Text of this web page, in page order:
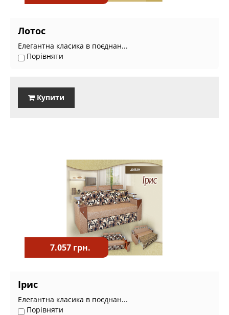
Лотос
Елегантна класика в поєднан...
Порівняти
Купити
7.057 грн.
Ірис
Елегантна класика в поєднан...
Порівняти